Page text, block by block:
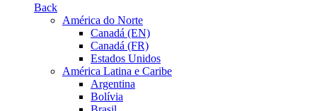
Back
América do Norte
Canadá (EN)
Canadá (FR)
Estados Unidos
América Latina e Caribe
Argentina
Bolívia